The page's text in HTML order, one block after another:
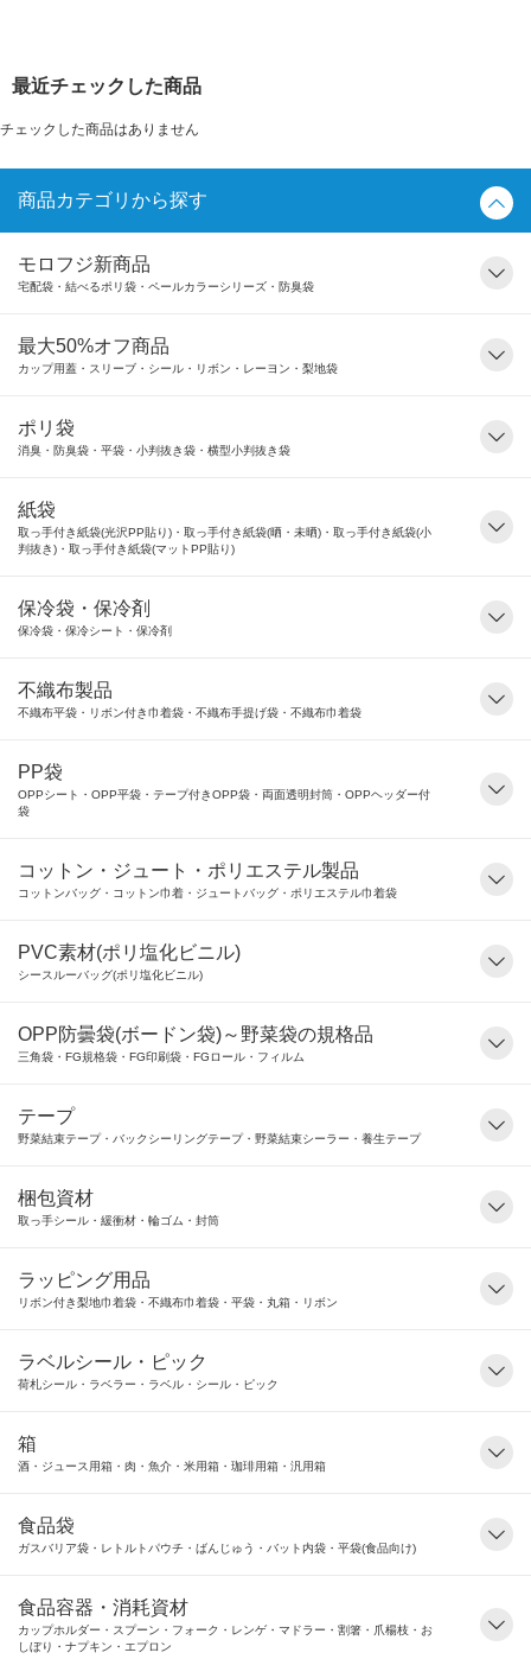
最近チェックした商品
チェックした商品はありません
商品カテゴリから探す
モロフジ新商品
宅配袋・結べるポリ袋・ペールカラーシリーズ・防臭袋
最大50%オフ商品
カップ用蓋・スリーブ・シール・リボン・レーヨン・梨地袋
ポリ袋
消臭・防臭袋・平袋・小判抜き袋・横型小判抜き袋
紙袋
取っ手付き紙袋(光沢PP貼り)・取っ手付き紙袋(晒・未晒)・取っ手付き紙袋(小
判抜き)・取っ手付き紙袋(マットPP貼り)
保冷袋・保冷剤
保冷袋・保冷シート・保冷剤
不織布製品
不織布平袋・リボン付き巾着袋・不織布手提げ袋・不織布巾着袋
PP袋
OPPシート・OPP平袋・テープ付きOPP袋・両面透明封筒・OPPヘッダー付
袋
コットン・ジュート・ポリエステル製品
コットンバッグ・コットン巾着・ジュートバッグ・ポリエステル巾着袋
PVC素材(ポリ塩化ビニル)
シースルーバッグ(ポリ塩化ビニル)
OPP防曇袋(ボードン袋)～野菜袋の規格品
三角袋・FG規格袋・FG印刷袋・FGロール・フィルム
テープ
野菜結束テープ・バックシーリングテープ・野菜結束シーラー・養生テープ
梱包資材
取っ手シール・緩衝材・輪ゴム・封筒
ラッピング用品
リボン付き梨地巾着袋・不織布巾着袋・平袋・丸箱・リボン
ラベルシール・ピック
荷札シール・ラベラー・ラベル・シール・ピック
箱
酒・ジュース用箱・肉・魚介・米用箱・珈琲用箱・汎用箱
食品袋
ガスバリア袋・レトルトパウチ・ばんじゅう・バット内袋・平袋(食品向け)
食品容器・消耗資材
カップホルダー・スプーン・フォーク・レンゲ・マドラー・割箸・爪楊枝・お
しぼり・ナプキン・エプロン